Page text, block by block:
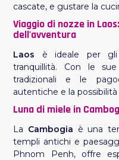
cascate, e gustare la
Viaggio di nozze in
dell'avventura
Laos è ideale per gli
tranquillità. Con le
tradizionali e le
autentiche e la
Luna di miele in
La Cambogia è una
templi antichi e
Phnom Penh, offre